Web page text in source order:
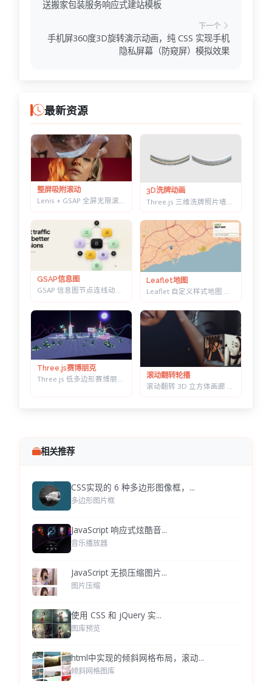
送搬家包装服务响应式建站模板
下一个
手机屏360度3D旋转演示动画，纯 CSS 实现手机
隐私屏幕（防窥屏）模拟效果
最新资源
整屏吸附滚动
Lenis + GSAP 全屏无限滚动视差效果 - 整屏吸附图片展示
3D洗牌动画
GSAP信息图
GSAP 信息图节点连线动画 - 数据落地页滚动可视化特效
Leaflet地图
Leaflet 自定义样式地图 — 十几套配色一键切换，带自动降级容错
Three.js赛博朋克
Three.js 低多边形赛博朋克村落 — 霓虹辉光夜景，五项参数实时可调
滚动翻转轮播
滚动翻转 3D 立方体画廊 — 六面切换背景同步变化，CSS 3D 实现
相关推荐
CSS实现的 6 种多边形图像框，...
多边形图片框
JavaScript 响应式炫酷音...
音乐播放器
JavaScript 无损压缩图片...
图片压缩
使用 CSS 和 jQuery 实...
图库预览
html中实现的倾斜网格布局，滚动...
倾斜网格图库